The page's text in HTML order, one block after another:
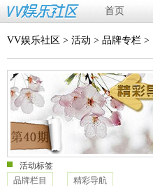
首页
VV娱乐社区 > 活动 > 品牌专栏 >
活动标签
品牌栏目
精彩导航